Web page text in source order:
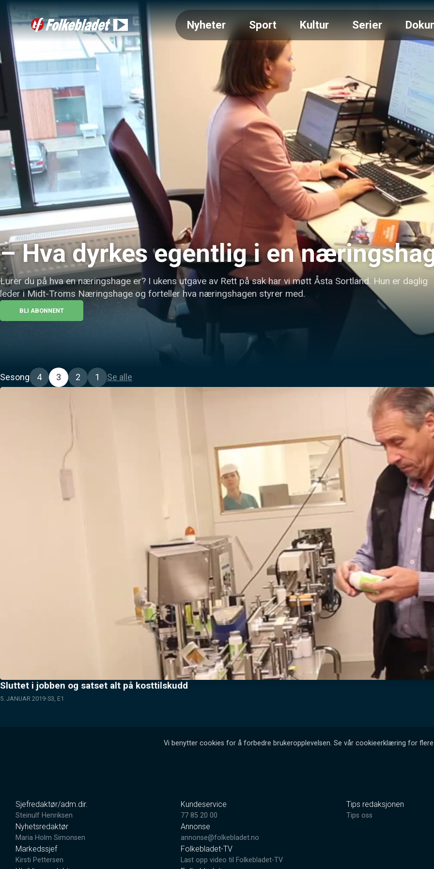
Nyheter Sport Kultur Serier
– Hva dyrkes egentlig i en
Lurer du på hva en næringshage er? I ukens utgave av Rett på sak har vi møtt Åsta Sortland. Hun er daglig
leder i Midt-Troms Næringshage og forteller hva næringshagen styrer med.
BLI ABONNENT
Sesong 4 3 2 1 Se alle
Sluttet i jobben og satset alt på kosttilskudd
5. JANUAR 2019 S3, E1
Vi benytter cookies for å forbedre brukeropplevelsen. Se vår cookieerklæring for
Sjefredaktør/adm.dir.
Steinulf Henriksen
Nyhetsredaktør
Maria Holm Simonsen
Markedssjef
Kirsti Pettersen
Kundeservice
77 85 20 00
Annonse
annonse@folkebladet.no
Folkebladet-TV
Last opp video til Folkebladet-TV
Tips redaksjonen
Tips oss